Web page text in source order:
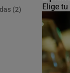
(2) Elige